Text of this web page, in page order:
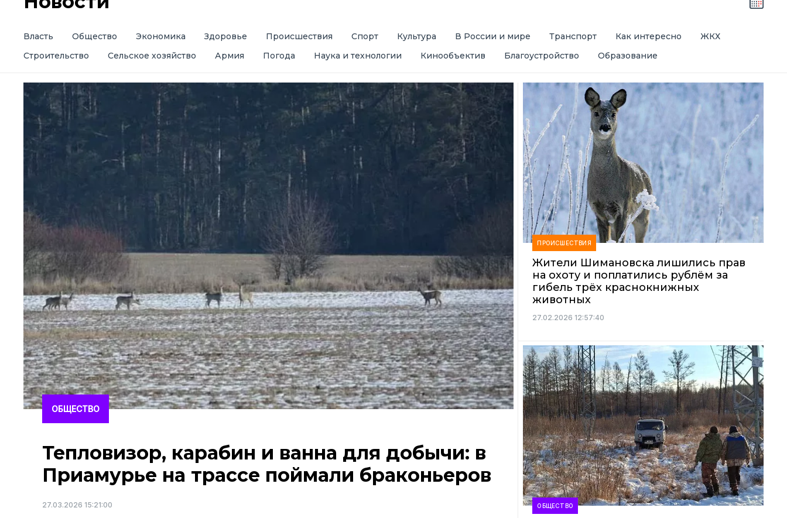
Власть Общество Экономика Здоровье Происшествия Спорт Культура В России и мире Транспорт Как интересно
ЖКХ
Строительство
Сельское хозяйство Армия Погода Наука и технологии Кинообъектив Благоустройство Образование
ОБЩЕСТВО
Тепловизор, карабин и ванна для добычи: в
Приамурье на трассе поймали браконьеров
27.03.2026 15:21:00
ПРОИСШЕСТВИЯ
Жители Шимановска лишились прав
на охоту и поплатились рублём за
гибель трёх краснокнижных
животных
27.02.2026 12:57:40
ОБЩЕСТВО